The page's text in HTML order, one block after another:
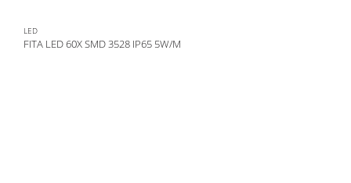
LED
FITA LED 60X SMD 3528 IP65 5W/M